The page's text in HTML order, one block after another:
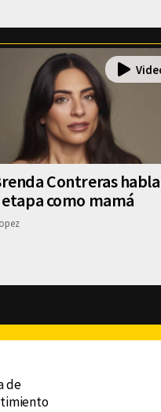
Contreras habla
etapa como mamá
de